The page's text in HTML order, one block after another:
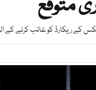
متوقع
کے ریکارڈ کو غائب کرنے کے